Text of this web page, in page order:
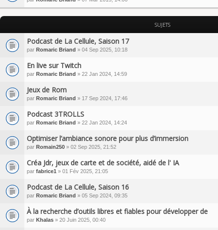
SUJETS
Podcast de La Cellule, Saison 17
par Romaric Briand » 04 Sep 2025, 10:18
En live sur Twitch
par Romaric Briand » 22 Jan 2024, 14:59
Jeux de Rom
par Romaric Briand » 17 Sep 2024, 17:46
Podcast 3TROLLS
par Romaric Briand » 22 Jan 2024, 14:24
Optimiser l’ambiance sonore pour plus d’immersion
par Romain250 » 02 Sep 2025, 21:52
Créa Jdr, jeux de carte et de société, aidé de l' IA
par fabrice1 » 01 Fév 2025, 21:05
Podcast de La Cellule, Saison 16
par Romaric Briand » 05 Sep 2024, 09:35
À la recherche d’outils libres et fiables pour développer de
par Khalas » 20 Juin 2025, 00:40